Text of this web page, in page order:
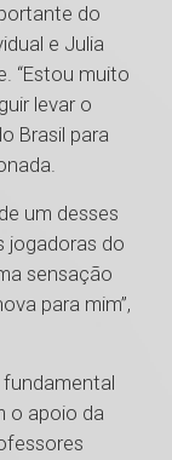
do
e Julia
“Estou muito
levar o
Brasil para
um desses
jogadoras do
sensação
para mim”,
fundamental
o apoio da